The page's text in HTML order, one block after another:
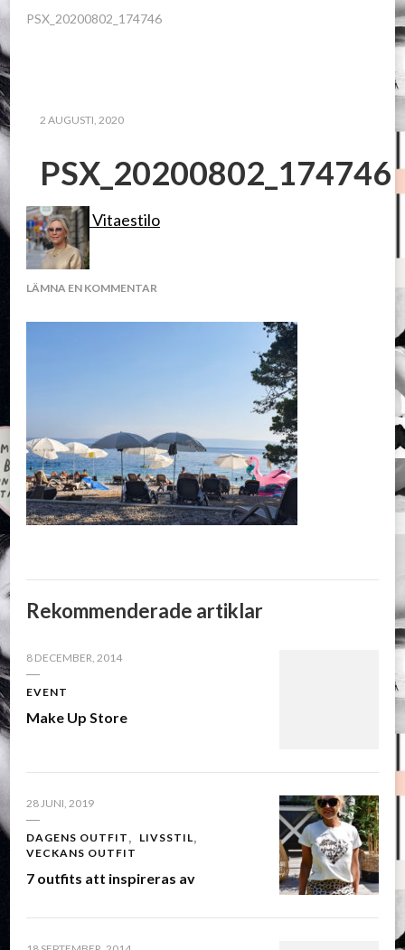
PSX_20200802_174746
2 AUGUSTI, 2020
PSX_20200802_174746
Vitaestilo
LÄMNA EN KOMMENTAR
Rekommenderade artiklar
8 DECEMBER, 2014
EVENT
Make Up Store
28 JUNI, 2019
DAGENS OUTFIT
LIVSSTIL
VECKANS OUTFIT
7 outfits att inspireras av